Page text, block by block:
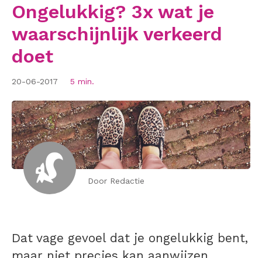
Ongelukkig? 3x wat je
waarschijnlijk verkeerd
doet
20-06-2017 5 min.
Door Redactie
Dat vage gevoel dat je ongelukkig bent,